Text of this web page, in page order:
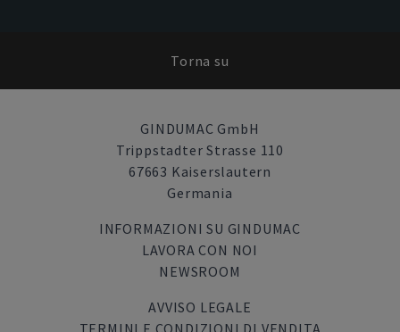
Torna su
GINDUMAC GmbH
Trippstadter Strasse 110
67663 Kaiserslautern
Germania
INFORMAZIONI SU GINDUMAC
LAVORA CON NOI
NEWSROOM
AVVISO LEGALE
TERMINI E CONDIZIONI DI VENDITA